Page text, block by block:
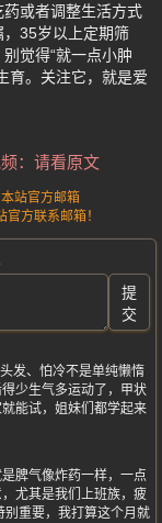
或者调整生活方式
35岁以上定期筛
觉得“就一点小肿
育。关注它，就是爱
：请看原文
站官方邮箱
方联系邮箱！
提
交
发、怕冷不是单纯懒惰
少生气多运动了，甲状
能试，姐妹们都学起来
脾气像炸药一样，一点
尤其是我们上班族，疲
别重要，我打算这个月就